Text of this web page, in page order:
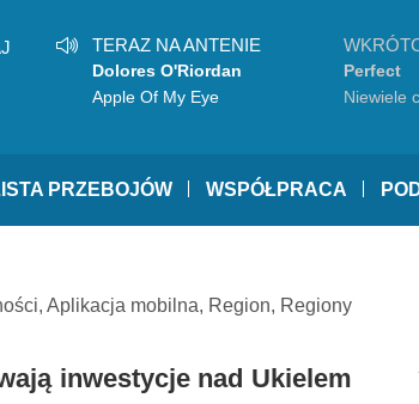
TERAZ NA ANTENIE
Dolores O'Riordan
Apple Of My Eye
Perfect
Niewiele
PRZEBOJÓW WSPÓŁPRACA
, Aplikacja mobilna, Region, Regiony
inwestycje nad Ukielem